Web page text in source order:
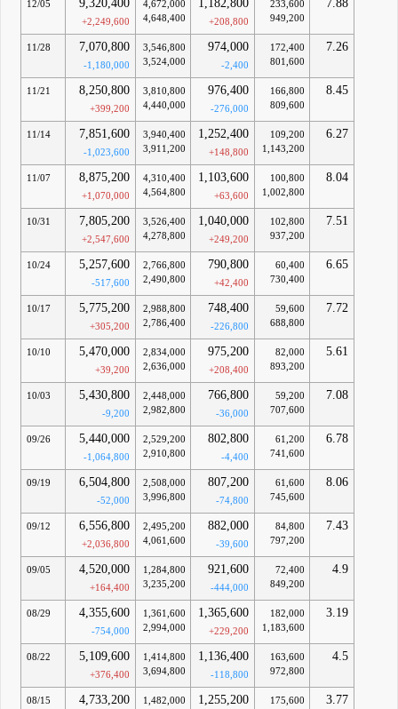
12/05 9,320,400
+2,249,600
4,672,000
4,648,400
1,182,800
+208,800
233,600
949,200
7.88
11/28 7,070,800
-1,180,000
3,546,800
3,524,000
974,000
-2,400
172,400
801,600
7.26
11/21 8,250,800
+399,200
3,810,800
4,440,000
976,400
-276,000
166,800
809,600
8.45
11/14 7,851,600
-1,023,600
3,940,400
3,911,200
1,252,400
+148,800
109,200
1,143,200
6.27
11/07 8,875,200
+1,070,000
4,310,400
4,564,800
1,103,600
+63,600
100,800
1,002,800
8.04
10/31 7,805,200
+2,547,600
3,526,400
4,278,800
1,040,000
+249,200
102,800
937,200
7.51
10/24 5,257,600
-517,600
2,766,800
2,490,800
790,800
+42,400
60,400
730,400
6.65
10/17 5,775,200
+305,200
2,988,800
2,786,400
748,400
-226,800
59,600
688,800
7.72
10/10 5,470,000
+39,200
2,834,000
2,636,000
975,200
+208,400
82,000
893,200
5.61
10/03 5,430,800
-9,200
2,448,000
2,982,800
766,800
-36,000
59,200
707,600
7.08
09/26 5,440,000
-1,064,800
2,529,200
2,910,800
802,800
-4,400
61,200
741,600
6.78
09/19 6,504,800
-52,000
2,508,000
3,996,800
807,200
-74,800
61,600
745,600
8.06
09/12 6,556,800
+2,036,800
2,495,200
4,061,600
882,000
-39,600
84,800
797,200
7.43
09/05 4,520,000
+164,400
1,284,800
3,235,200
921,600
-444,000
72,400
849,200
4.9
08/29 4,355,600
-754,000
1,361,600
2,994,000
1,365,600
+229,200
182,000
1,183,600
3.19
08/22 5,109,600
+376,400
1,414,800
3,694,800
1,136,400
-118,800
163,600
972,800
4.5
08/15 4,733,200
1,482,000
1,255,200
175,600
3.77